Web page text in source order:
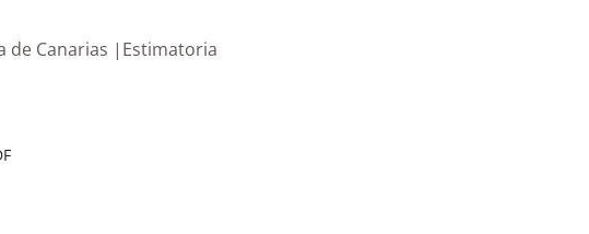
de Canarias |Estimatoria